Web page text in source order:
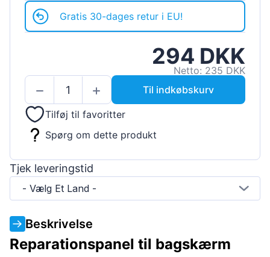
Gratis 30-dages retur i EU!
294 DKK
Netto: 235 DKK
Til indkøbskurv
Tilføj til favoritter
Spørg om dette produkt
Tjek leveringstid
- Vælg Et Land -
Beskrivelse
Reparationspanel til bagskærm